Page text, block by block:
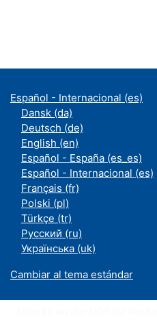
Español - Internacional ‎(es)‎
Dansk ‎(da)‎
Deutsch ‎(de)‎
English ‎(en)‎
Español - España ‎(es_es)‎
Español - Internacional ‎(es)‎
Français ‎(fr)‎
Polski ‎(pl)‎
Türkçe ‎(tr)‎
Русский ‎(ru)‎
Українська ‎(uk)‎
Cambiar al tema estándar